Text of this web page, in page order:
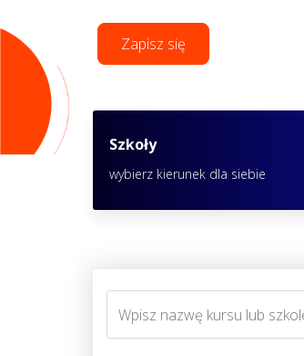
Zapisz się
Szkoły
wybierz kierunek dla siebie